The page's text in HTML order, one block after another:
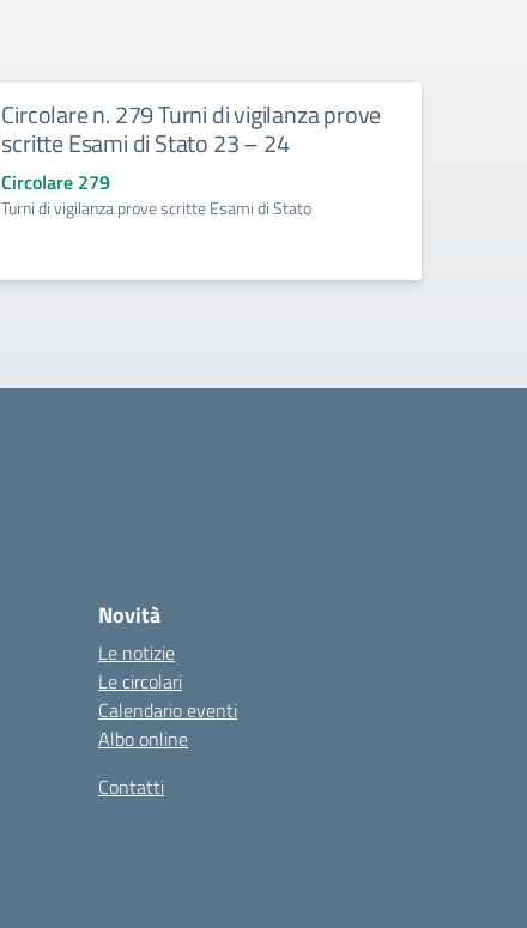
Circolare n. 279 Turni di vigilanza prove
scritte Esami di Stato 23 – 24
Circolare 279
Turni di vigilanza prove scritte Esami di Stato
Novità
Le notizie
Le circolari
Calendario eventi
Albo online
Contatti